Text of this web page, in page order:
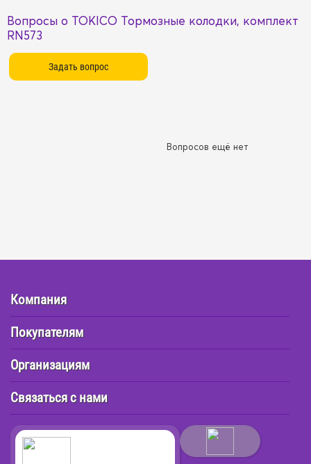
Вопросы о TOKICO Тормозные колодки, комплект
RN573
Вопросов ещё нет
Компания
Покупателям
Организациям
Связаться с нами